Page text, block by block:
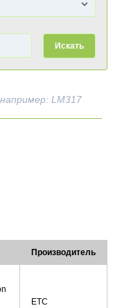
Искать
например: LM317
Производитель
ETC